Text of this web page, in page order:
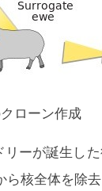
ローン作成
リーが誕生し
ら核全体を除